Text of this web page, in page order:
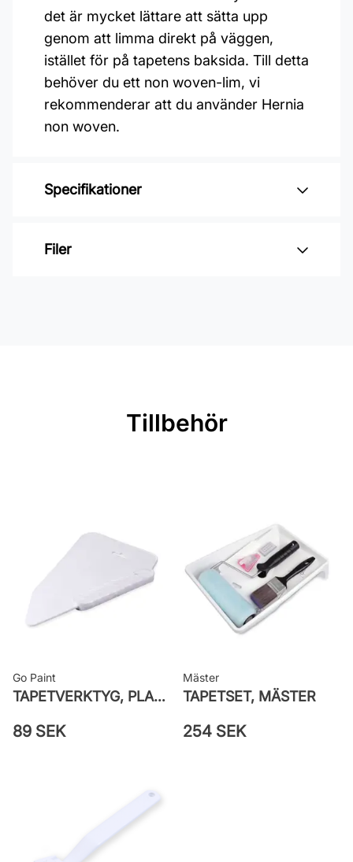
det är mycket lättare att sätta upp
genom att limma direkt på väggen,
istället för på tapetens baksida. Till detta
behöver du ett non woven-lim, vi
rekommenderar att du använder Hernia
non woven.
Specifikationer
Varumärke: Midbec Tapeter
Mönsterrepetition: 53 cm
Applicering av lim: Lim strykes på
väggen
Leverantörens artikelnummer:
82029
Filer
Tillbehör
Go Paint
TAPETVERKTYG, PLAST GO PAINT
89 SEK
Mäster
TAPETSET, MÄSTER
254 SEK